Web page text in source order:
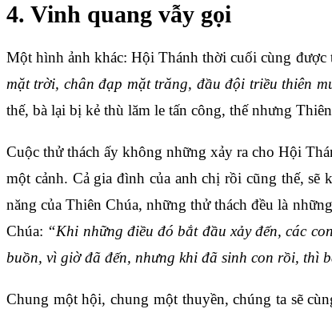
4. Vinh quang vẫy gọi
Một hình ảnh khác: Hội Thánh thời cuối cùng
mặt trời, chân đạp mặt trăng, đầu đội triều thiên
thế, bà lại bị kẻ thù lăm le tấn công, thế nhưng
Cuộc thử thách ấy không những xảy ra cho Hội
một cảnh. Cả gia đình của anh chị rồi cũng thế,
năng của Thiên Chúa, những thử thách đều là
Chúa: “Khi những điều đó bắt đầu xảy đến, các
buồn, vì giờ đã đến, nhưng khi đã sinh con rồi, thì
Chung một hội, chung một thuyền, chúng ta sẽ